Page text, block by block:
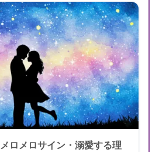
ロメロサイン・溺愛する理